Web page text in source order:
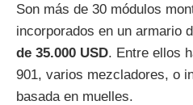
Son más de 30 módulos
incorporados en un armario
de 35.000 USD. Entre ellos
901, varios mezcladores, o
basada en muelles.